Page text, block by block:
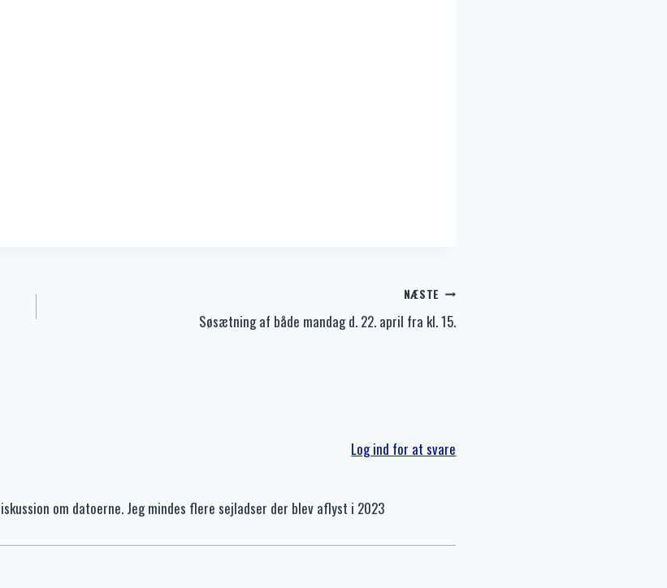
NÆSTE
Søsætning af både mandag d. 22. april fra kl. 15.
om datoerne. Jeg mindes flere sejladser der blev aflyst i 2023
Log ind for at svare